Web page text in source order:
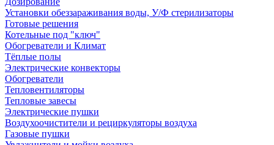
Установки обеззараживания воды, У/Ф стерилизаторы
Готовые решения
Котельные под "ключ"
Обогреватели и Климат
Тёплые полы
Электрические конвекторы
Обогреватели
Тепловентиляторы
Тепловые завесы
Электрические пушки
Воздухоочистители и рециркуляторы воздуха
Газовые пушки